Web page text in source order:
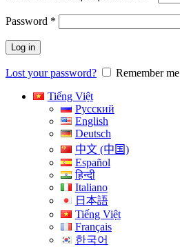
buộc
Password *
buộc
Log in
Lost your password?
Remember me
Tiếng Việt
Русский
English
Deutsch
中文 (中国)
Español
हिन्दी
Italiano
日本語
Tiếng Việt
Français
한국어